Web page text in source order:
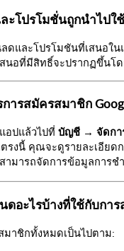
ะโปรโมชั่นถูกนำไปใช้
ดและโปรโมชันที่เสนอใน
นอที่มีสิทธิ์จะปรากฏขึ้นโ
ารสมัครสมาชิก
อปแล้วไปที่ บัญชี → จัดกา
รงนี้ คุณจะดูรายละเอียด
มารถจัดการข้อมูลการชำ
ดอะไรบ้างที่ใช้กับกา
มาชิกทั้งหมดเป็นไปตาม: